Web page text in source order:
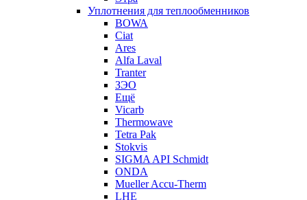
Уплотнения для теплообменников
BOWA
Ciat
Ares
Alfa Laval
Tranter
ЗЭО
Ещё
Vicarb
Thermowave
Tetra Pak
Stokvis
SIGMA API Schmidt
ONDA
Mueller Accu-Therm
LHE